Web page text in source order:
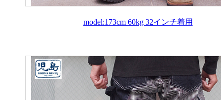
model:173cm 60kg 32インチ着用